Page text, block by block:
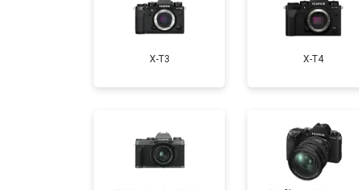
Замена затвора
Ремонт материнской платы
X-T3 X-T4